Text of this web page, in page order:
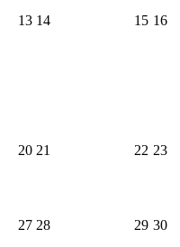
13 14 15 16
20 21 22 23
27 28 29 30